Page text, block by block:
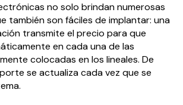
no solo brindan numerosas
también son fáciles de implantar: una
transmite el precio para que
en cada una de las
colocadas en los lineales. De
se actualiza cada vez que se